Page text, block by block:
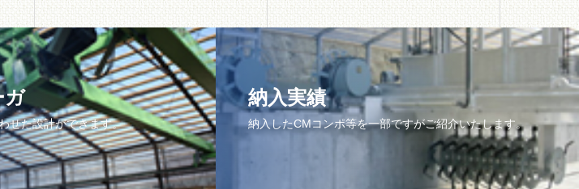
ガ
せた設計ができます。
納入実績
納入したCMコンポ等を一部ですがご紹介いたします。